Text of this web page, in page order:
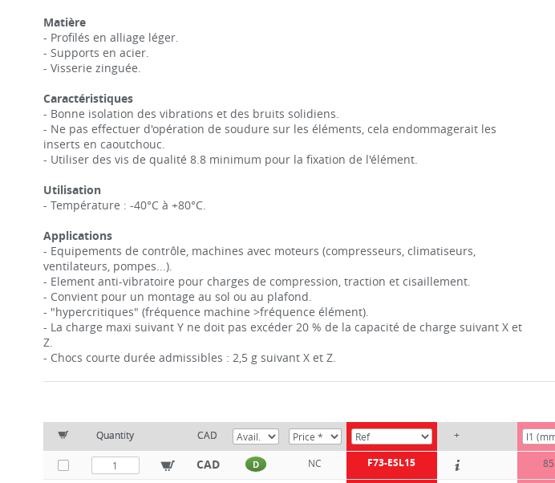
Matière
- Profilés en alliage léger.
- Supports en acier.
- Visserie zinguée.
Caractéristiques
- Bonne isolation des vibrations et des bruits solidiens.
- Ne pas effectuer d'opération de soudure sur les éléments, cela endommagerait les
inserts en caoutchouc.
- Utiliser des vis de qualité 8.8 minimum pour la fixation de l'élément.
Utilisation
- Température : -40°C à +80°C.
Applications
- Equipements de contrôle, machines avec moteurs (compresseurs, climatiseurs,
ventilateurs, pompes...).
- Element anti-vibratoire pour charges de compression, traction et cisaillement.
- Convient pour un montage au sol ou au plafond.
- "hypercritiques" (fréquence machine >fréquence élément).
- La charge maxi suivant Y ne doit pas excéder 20 % de la capacité de charge suivant X et
Z.
- Chocs courte durée admissibles : 2,5 g suivant X et Z.
Quantity CAD +
CAD D NC F73-ESL15 85